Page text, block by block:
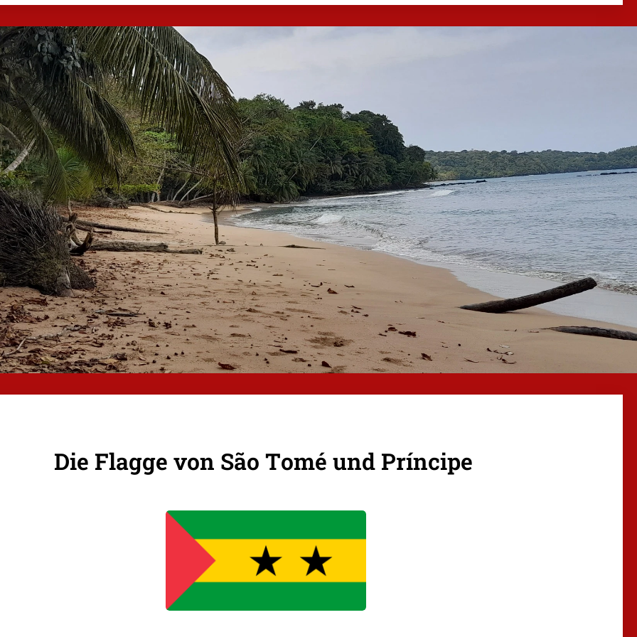
Die Flagge von São Tomé und Príncipe